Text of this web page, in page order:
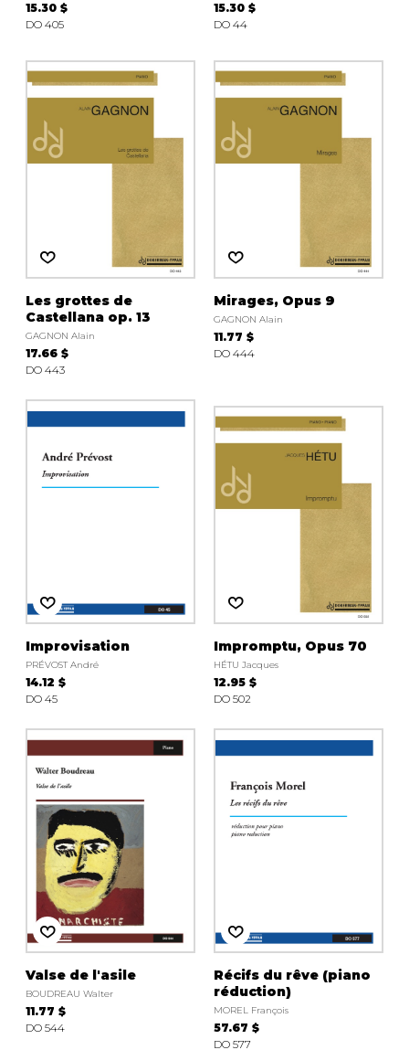
15.30 $
DO 405
15.30 $
DO 44
Les grottes de
Castellana op. 13
GAGNON Alain
17.66 $
DO 443
Mirages, Opus 9
GAGNON Alain
11.77 $
DO 444
Improvisation
PRÉVOST André
14.12 $
DO 45
Impromptu, Opus 70
HÉTU Jacques
12.95 $
DO 502
Valse de l'asile
BOUDREAU Walter
11.77 $
DO 544
Récifs du rêve (piano
réduction)
MOREL François
57.67 $
DO 577